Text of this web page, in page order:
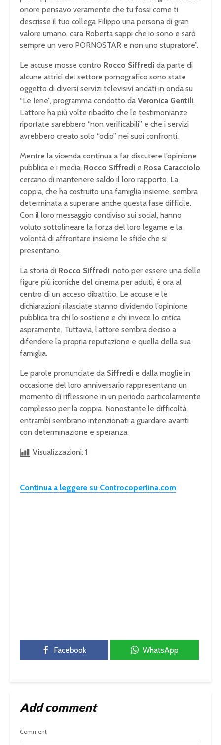
onore pensavo veramente che tu fossi come ti
descrisse il tuo collega Filippo una persona di gran
valore umano, cara Roberta sappi che io sono e sarò
sempre un vero PORNOSTAR e non uno stupratore”.
Le accuse mosse contro Rocco Siffredi da parte di
alcune attrici del settore pornografico sono state
oggetto di diversi servizi televisivi andati in onda su
“Le Iene”, programma condotto da Veronica Gentili.
L’attore ha più volte ribadito che le testimonianze
riportate sarebbero “non verificabili” e che i servizi
avrebbero creato solo “odio” nei suoi confronti.
Mentre la vicenda continua a far discutere l’opinione
pubblica e i media, Rocco Siffredi e Rosa Caracciolo
cercano di mantenere saldo il loro rapporto. La
coppia, che ha costruito una famiglia insieme, sembra
determinata a superare anche questa fase difficile.
Con il loro messaggio condiviso sui social, hanno
voluto sottolineare la forza del loro legame e la
volontà di affrontare insieme le sfide che si
presentano.
La storia di Rocco Siffredi, noto per essere una delle
figure più iconiche del cinema per adulti, è ora al
centro di un acceso dibattito. Le accuse e le
dichiarazioni rilasciate stanno dividendo l’opinione
pubblica tra chi lo sostiene e chi invece lo critica
aspramente. Tuttavia, l’attore sembra deciso a
difendere la propria reputazione e quella della sua
famiglia.
Le parole pronunciate da Siffredi e dalla moglie in
occasione del loro anniversario rappresentano un
momento di riflessione in un periodo particolarmente
complesso per la coppia. Nonostante le difficoltà,
entrambi sembrano intenzionati a guardare avanti
con determinazione e speranza.
Visualizzazioni: 1
Continua a leggere su Controcopertina.com
Facebook WhatsApp
Add comment
Comment